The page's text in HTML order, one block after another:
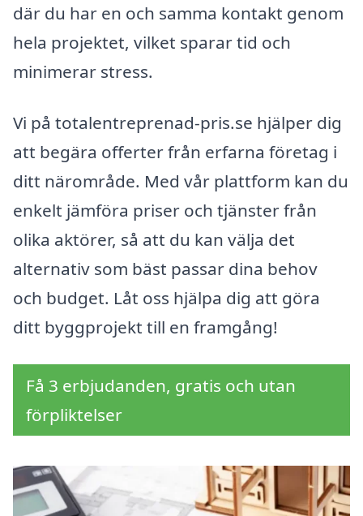
där du har en och samma kontakt genom
hela projektet, vilket sparar tid och
minimerar stress.
Vi på totalentreprenad-pris.se hjälper dig
att begära offerter från erfarna företag i
ditt närområde. Med vår plattform kan du
enkelt jämföra priser och tjänster från
olika aktörer, så att du kan välja det
alternativ som bäst passar dina behov
och budget. Låt oss hjälpa dig att göra
ditt byggprojekt till en framgång!
Få 3 erbjudanden, gratis och utan
förpliktelser